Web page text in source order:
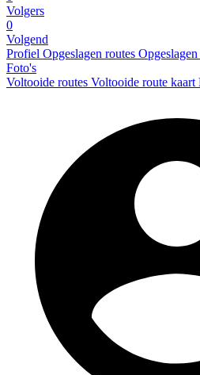
Volgers
0
Volgend
Profiel Opgeslagen routes
Foto's
Voltooide routes Voltooide route kaart